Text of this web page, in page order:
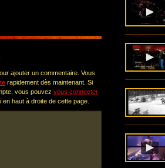
ajouter un commentaire. Vous
rapidement dès maintenant. Si
vous pouvez vous connecter
haut à droite de cette page.